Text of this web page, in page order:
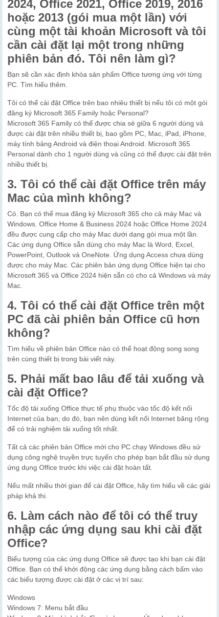
2024, Office 2021, Office 2019, 2016
hoặc 2013 (gói mua một lần) với
cùng một tài khoản Microsoft và tôi
cần cài đặt lại một trong những
phiên bản đó. Tôi nên làm gì?
Bạn sẽ cần xác định khóa sản phẩm Office tương ứng với từng
PC. Tìm hiểu thêm.
Tôi có thể cài đặt Office trên bao nhiêu thiết bị nếu tôi có một gói
đăng ký Microsoft 365 Family hoặc Personal?
Microsoft 365 Family có thể được chia sẻ giữa 6 người dùng và
được cài đặt trên nhiều thiết bị, bao gồm PC, Mac, iPad, iPhone,
máy tính bảng Android và điện thoại Android. Microsoft 365
Personal dành cho 1 người dùng và cũng có thể được cài đặt trên
nhiều thiết bị.
3. Tôi có thể cài đặt Office trên máy
Mac của mình không?
Có. Bạn có thể mua đăng ký Microsoft 365 cho cả máy Mac và
Windows. Office Home & Business 2024 hoặc Office Home 2024
đều được cung cấp cho máy Mac dưới dạng gói mua một lần.
Các ứng dụng Office sẵn dùng cho máy Mac là Word, Excel,
PowerPoint, Outlook và OneNote. Ứng dụng Access chưa dùng
được cho máy Mac. Các phiên bản ứng dụng Office hiện tại cho
Microsoft 365 và Office 2024 hiện sẵn có cho cả Windows và máy
Mac.
4. Tôi có thể cài đặt Office trên một
PC đã cài phiên bản Office cũ hơn
không?
Tìm hiểu về phiên bản Office nào có thể hoạt động song song
trên cùng thiết bị trong bài viết này.
5. Phải mất bao lâu để tải xuống và
cài đặt Office?
Tốc độ tải xuống Office thực tế phụ thuộc vào tốc độ kết nối
Internet của bạn; do đó, bạn nên dùng kết nối Internet băng rộng
để có trải nghiệm tải xuống tốt nhất.
Tất cả các phiên bản Office mới cho PC chạy Windows đều sử
dụng công nghệ truyền trực tuyến cho phép bạn bắt đầu sử dụng
ứng dụng Office trước khi việc cài đặt hoàn tất.
Nếu mất nhiều thời gian để cài đặt Office, hãy tìm hiểu về các giải
pháp khả thi.
6. Làm cách nào để tôi có thể truy
nhập các ứng dụng sau khi cài đặt
Office?
Biểu tượng của các ứng dụng Office sẽ được tạo khi bạn cài đặt
Office. Bạn có thể khởi động các ứng dụng bằng cách bấm vào
các biểu tượng được cài đặt ở các vị trí sau:
Windows
Windows 7: Menu bắt đầu